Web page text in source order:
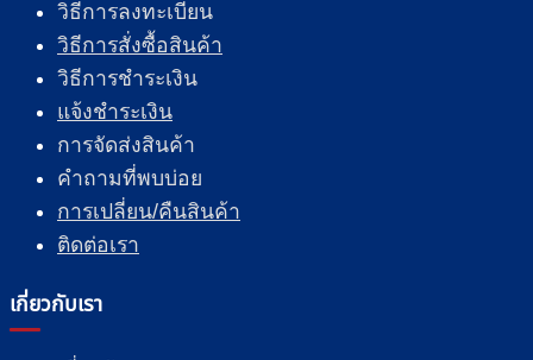
วิธีการลงทะเบียน
วิธีการสั่งซื้อสินค้า
วิธีการชำระเงิน
แจ้งชำระเงิน
การจัดส่งสินค้า
คำถามที่พบบ่อย
การเปลี่ยน/คืนสินค้า
ติดต่อเรา
เกี่ยวกับเรา